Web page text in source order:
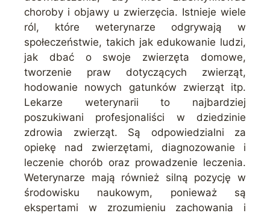
choroby i objawy u zwierzęcia. Istnieje wiele
ról, które weterynarze odgrywają w
społeczeństwie, takich jak edukowanie ludzi,
jak dbać o swoje zwierzęta domowe,
tworzenie praw dotyczących zwierząt,
hodowanie nowych gatunków zwierząt itp.
Lekarze weterynarii to najbardziej
poszukiwani profesjonaliści w dziedzinie
zdrowia zwierząt. Są odpowiedzialni za
opiekę nad zwierzętami, diagnozowanie i
leczenie chorób oraz prowadzenie leczenia.
Weterynarze mają również silną pozycję w
środowisku naukowym, ponieważ są
ekspertami w zrozumieniu zachowania i